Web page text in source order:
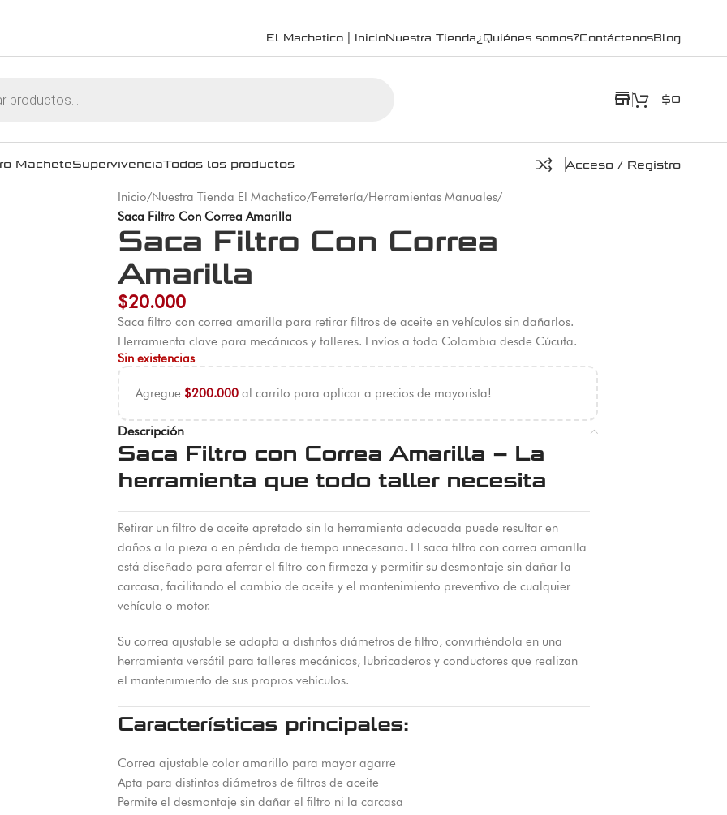
El Machetico | InicioNuestra Tienda¿Quiénes somos?ContáctenosBlog
store $0
MacheteSupervivenciaTodos los productos Acceso / Registro
Inicio/Nuestra Tienda El Machetico/Ferretería/Herramientas Manuales/
Saca Filtro Con Correa Amarilla
Saca Filtro Con Correa
Amarilla
$20.000
Saca filtro con correa amarilla para retirar filtros de aceite en vehículos sin dañarlos.
Herramienta clave para mecánicos y talleres. Envíos a todo Colombia desde Cúcuta.
Sin existencias
Agregue $200.000al carrito para aplicar a precios de mayorista!
Descripción
Saca Filtro con Correa Amarilla – La
herramienta que todo taller necesita
Retirar un filtro de aceite apretado sin la herramienta adecuada puede resultar en
daños a la pieza o en pérdida de tiempo innecesaria. El saca filtro con correa amarilla
está diseñado para aferrar el filtro con firmeza y permitir su desmontaje sin dañar la
carcasa, facilitando el cambio de aceite y el mantenimiento preventivo de cualquier
vehículo o motor.
Su correa ajustable se adapta a distintos diámetros de filtro, convirtiéndola en una
herramienta versátil para talleres mecánicos, lubricaderos y conductores que realizan
el mantenimiento de sus propios vehículos.
Características principales:
Correa ajustable color amarillo para mayor agarre
Apta para distintos diámetros de filtros de aceite
Permite el desmontaje sin dañar el filtro ni la carcasa